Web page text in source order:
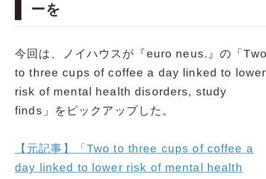
ーを
今回は、ノイハウスが『euro neus.』の「
to three cups of coffee a day linked to lower
risk of mental health disorders, study
finds」をピックアップした。
【元記事】「Two to three cups of coffee a
day linked to lower risk of mental health